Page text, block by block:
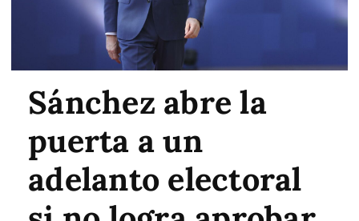
Sánchez abre la
puerta a un
adelanto electoral